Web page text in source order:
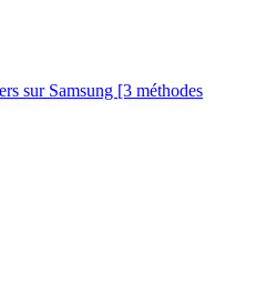
sur Samsung [3 méthodes